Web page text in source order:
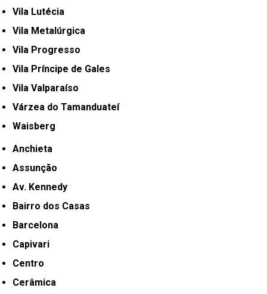
Vila Lutécia
Vila Metalúrgica
Vila Progresso
Vila Príncipe de Gales
Vila Valparaíso
Várzea do Tamanduateí
Waisberg
Anchieta
Assunção
Av. Kennedy
Bairro dos Casas
Barcelona
Capivari
Centro
Cerâmica